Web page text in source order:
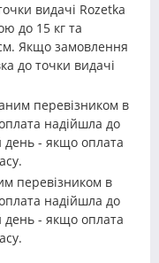
видачі Rozetka
до 15 кг та
Якщо замовлення
до точки видачі
перевізником в
надійшла до
день - якщо оплата
перевізником в
надійшла до
день - якщо оплата